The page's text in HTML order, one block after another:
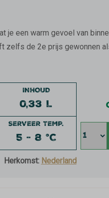
je een warm gevoel van
zelfs de 2e prijs gewonnen
INHOUD
0,33 L
SERVEER TEMP.
5 - 8 °C
Herkomst: Nederland